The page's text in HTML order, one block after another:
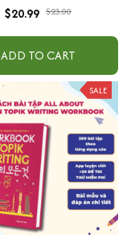
thi TOPIK II
$20.99 $23.00
ADD TO CART
SALE